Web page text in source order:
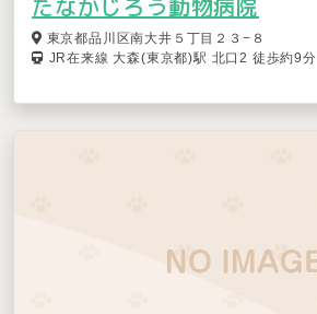
東京都品川区南大井５丁目２３−８
JR在来線 大森(東京都)駅 北口2 徒歩約9分